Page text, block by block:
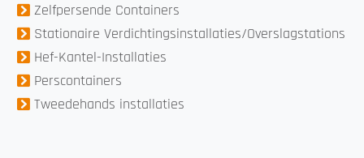
Zelfpersende Containers
Stationaire Verdichtingsinstallaties/Overslagstations
Hef-Kantel-Installaties
Perscontainers
Tweedehands installaties